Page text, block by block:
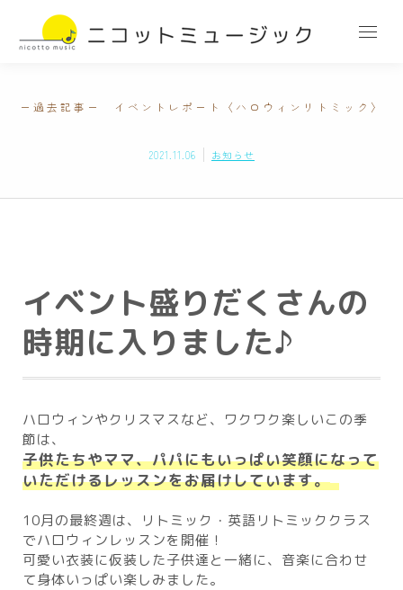
ー過去記事ー イベントレポート〈ハロウィンリトミック〉
2021.11.06 お知らせ
イベント盛りだくさんの
時期に入りました♪
ハロウィンやクリスマスなど、ワクワク楽しいこの季
節は、
子供たちやママ、パパにもいっぱい笑顔になって
いただけるレッスンをお届けしています。
10月の最終週は、リトミック・英語リトミッククラス
でハロウィンレッスンを開催！
可愛い衣装に仮装した子供達と一緒に、音楽に合わせ
て身体いっぱい楽しみました。